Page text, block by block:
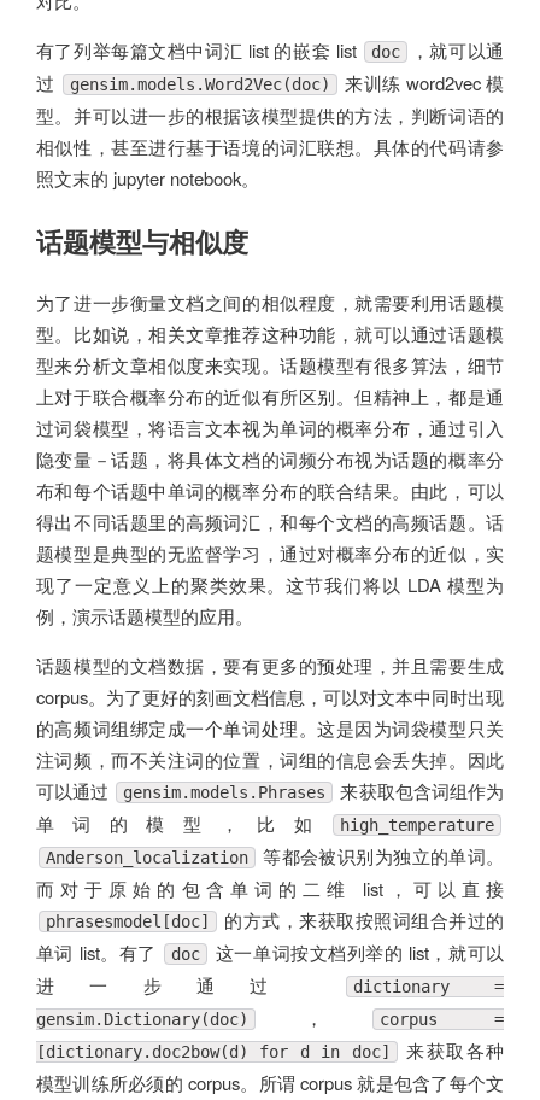
有了列举每篇文档中词汇 list 的嵌套 list
doc
，就可以通
过
gensim.models.Word2Vec(doc)
来训练 word2vec 模
型。并可以进一步的根据该模型提供的方法，判断词语的
相似性，甚至进行基于语境的词汇联想。具体的代码请参
照文末的 jupyter notebook。
话题模型与相似度
为了进一步衡量文档之间的相似程度，就需要利用话题模
型。比如说，相关文章推荐这种功能，就可以通过话题模
型来分析文章相似度来实现。话题模型有很多算法，细节
上对于联合概率分布的近似有所区别。但精神上，都是通
过词袋模型，将语言文本视为单词的概率分布，通过引入
隐变量－话题，将具体文档的词频分布视为话题的概率分
布和每个话题中单词的概率分布的联合结果。由此，可以
得出不同话题里的高频词汇，和每个文档的高频话题。话
题模型是典型的无监督学习，通过对概率分布的近似，实
现了一定意义上的聚类效果。这节我们将以 LDA 模型为
例，演示话题模型的应用。
话题模型的文档数据，要有更多的预处理，并且需要生成
corpus。为了更好的刻画文档信息，可以对文本中同时出现
的高频词组绑定成一个单词处理。这是因为词袋模型只关
注词频，而不关注词的位置，词组的信息会丢失掉。因此
可以通过
gensim.models.Phrases
来获取包含词组作为
单词的模型，比如
high_temperature
Anderson_localization
等都会被识别为独立的单词。
而对于原始的包含单词的二维 list，可以直接
phrasesmodel[doc]
的方式，来获取按照词组合并过的
单词 list。有了
doc
这一单词按文档列举的 list，就可以
进一步通过
dictionary =
gensim.Dictionary(doc)
，
corpus =
[dictionary.doc2bow(d) for d in doc]
来获取各种
模型训练所必须的 corpus。所谓 corpus 就是包含了每个文